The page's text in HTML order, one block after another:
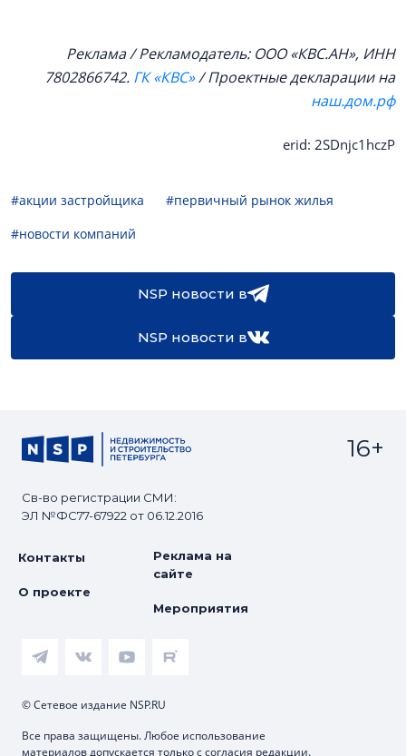
Реклама / Рекламодатель: ООО «КВС.АН», ИНН
7802866742. ГК «КВС»/ Проектные декларации на
наш.дом.рф
erid: 2SDnjc1hczP
#акции застройщика
#первичный рынок жилья
#новости компаний
NSP новости в
NSP новости в
Св-во регистрации СМИ:
ЭЛ №ФС77-67922 от 06.12.2016
16+
Контакты
О проекте
Реклама на
сайте
Мероприятия
© Сетевое издание NSP.RU
Все права защищены. Любое использование
материалов допускается только с согласия редакции.